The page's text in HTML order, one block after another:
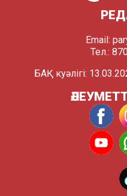
Email:
Тел.:
БАҚ куәлігі: